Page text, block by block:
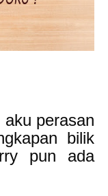
perasan
bilik
pun ada